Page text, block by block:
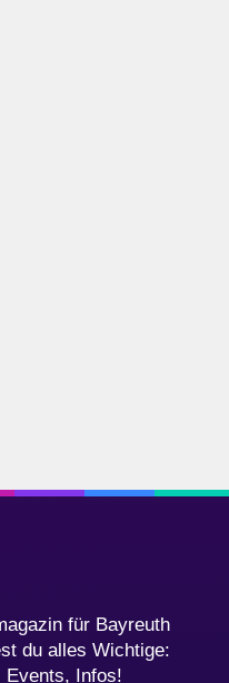
für Bayreuth
du alles Wichtige:
Events, Infos!